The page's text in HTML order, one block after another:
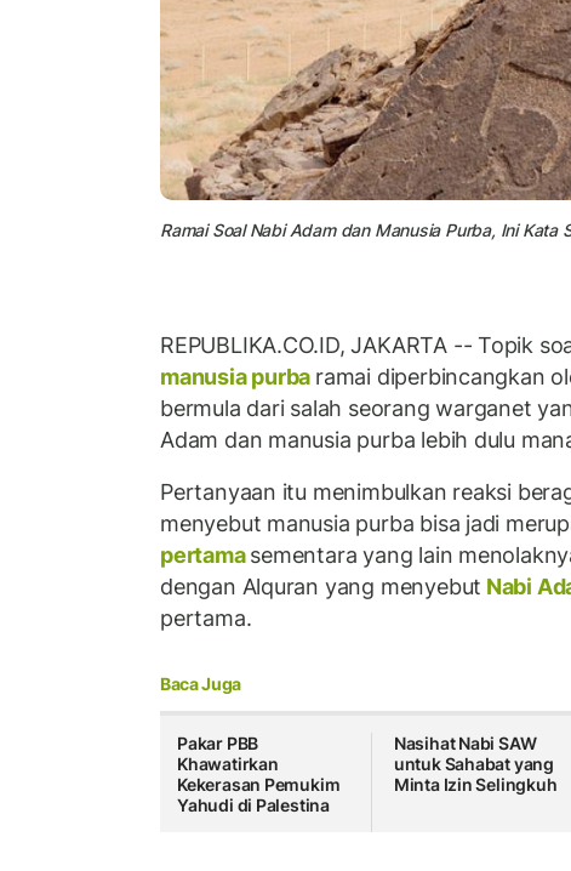
Ramai Soal Nabi Adam dan Manusia Purba, Ini Kata
REPUBLIKA.CO.ID, JAKARTA -- Topik
manusia purba ramai diperbincangkan
bermula dari salah seorang warganet
Adam dan manusia purba lebih dulu
Pertanyaan itu menimbulkan reaksi
menyebut manusia purba bisa jadi
pertamasementara yang lain
dengan Alquran yang menyebut Nabi
pertama.
Baca Juga
Pakar PBB
Khawatirkan
Kekerasan Pemukim
Yahudi di Palestina
Nasihat Nabi SAW
untuk Sahabat yang
Minta Izin Selingkuh